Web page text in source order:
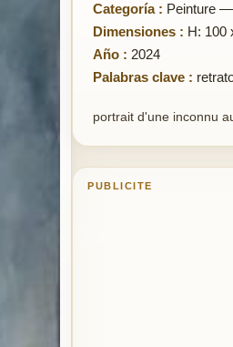
Categoría : Peinture
Dimensiones : H: 100
Año : 2024
Palabras clave :
portrait d'une inconnu
PUBLICITE